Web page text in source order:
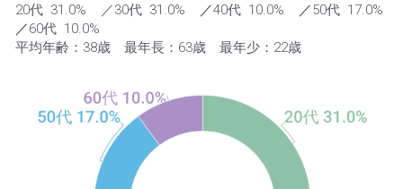
20代  31.0%    ／30代  31.0% ／40代  10.0% ／
／60代  10.0%
平均年齢：38歳　最年長：63歳　最年少：22歳